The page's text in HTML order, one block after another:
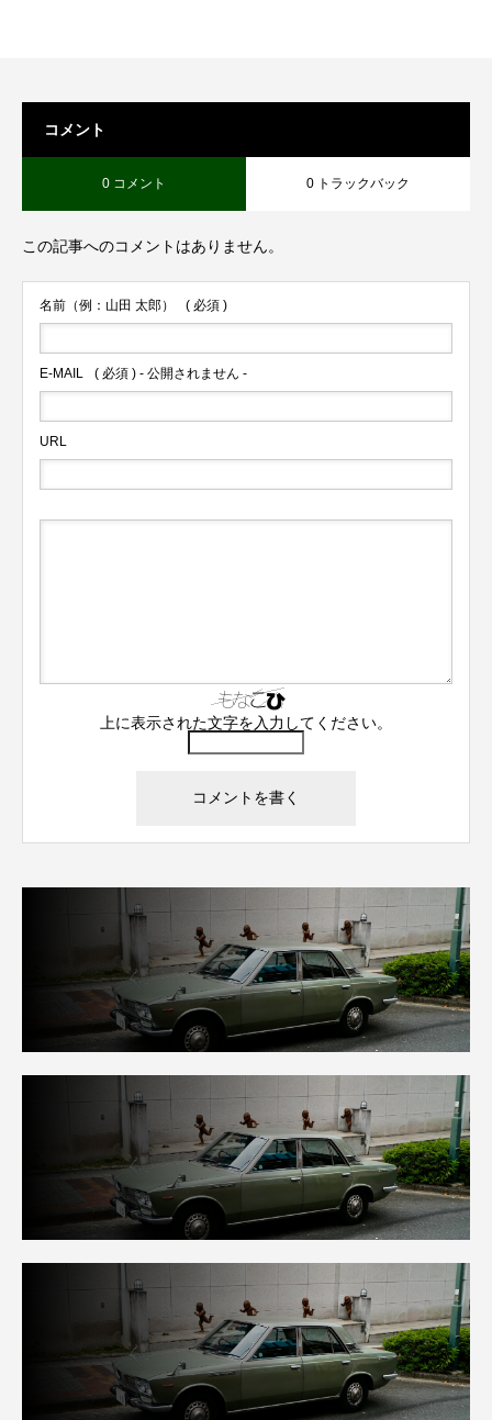
コメント
0 コメント 0 トラックバック
この記事へのコメントはありません。
名前（例：山田 太郎） ( 必須 )
E-MAIL ( 必須 ) - 公開されません -
URL
上に表示された文字を入力してください。